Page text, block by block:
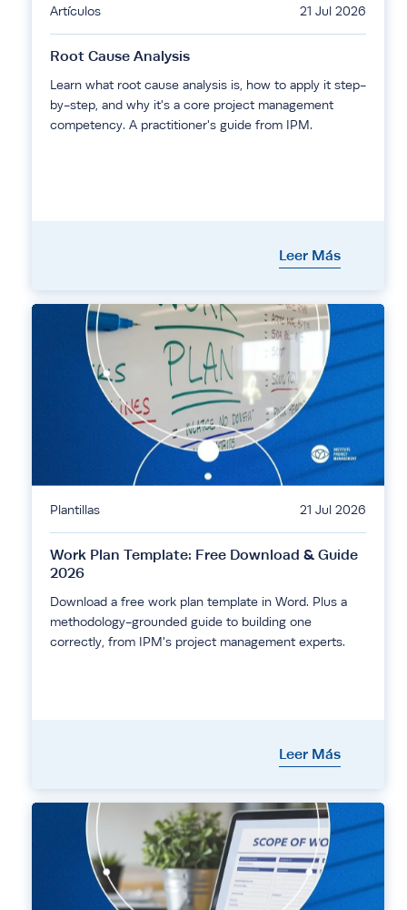
Artículos 21 Jul 2026
Root Cause Analysis
Learn what root cause analysis is, how to apply it step-
by-step, and why it's a core project management
competency. A practitioner's guide from IPM.
Leer Más
Plantillas 21 Jul 2026
Work Plan Template: Free Download & Guide
2026
Download a free work plan template in Word. Plus a
methodology-grounded guide to building one
correctly, from IPM's project management experts.
Leer Más